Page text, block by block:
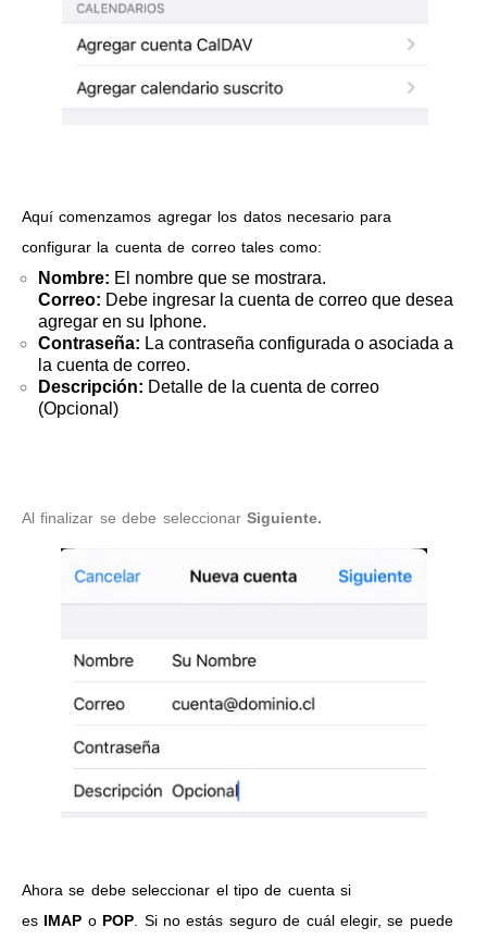
Aquí comenzamos agregar los datos necesario para
configurar la cuenta de correo tales como:
Nombre: El nombre que se mostrara.
Correo: Debe ingresar la cuenta de correo que desea
agregar en su Iphone.
Contraseña: La contraseña configurada o asociada a
la cuenta de correo.
Descripción: Detalle de la cuenta de correo
(Opcional)
Al finalizar se debe seleccionar Siguiente.
Ahora se debe seleccionar el tipo de cuenta si
es IMAP o POP . Si no estás seguro de cuál elegir, se puede